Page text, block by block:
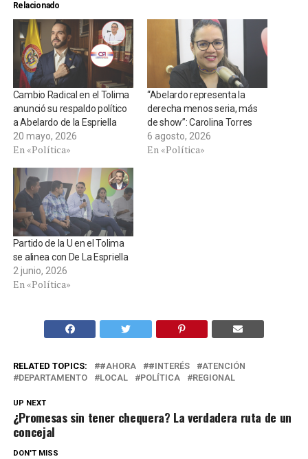
Relacionado
Cambio Radical en el Tolima
anunció su respaldo político
a Abelardo de la Espriella
20 mayo, 2026
En «Política»
“Abelardo representa la
derecha menos seria, más
de show”: Carolina Torres
6 agosto, 2026
En «Política»
Partido de la U en el Tolima
se alinea con De La Espriella
2 junio, 2026
En «Política»
RELATED TOPICS: #AHORA #INTERÉS
ATENCIÓN
DEPARTAMENTO
LOCAL POLÍTICA REGIONAL
UP NEXT
¿Promesas sin tener chequera? La verdadera ruta de un
concejal
DON'T MISS